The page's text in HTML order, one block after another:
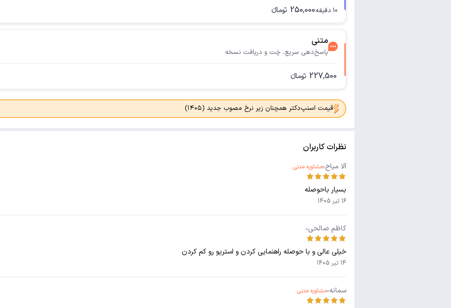
10 دقیقه250,000 تومانء
متنی
پاسخ‌دهی سریع، چَت و دریافت نسخه
227,500 تومانء
قیمت اسنپ‌دکتر همچنان زیر نرخ مصوب جدید (۱۴۰۵)
نظرات کاربران
آلا میاح مشاوره متنی
بسیار باحوصله
16 تیر 1405
کاظم صالحی
خیلی عالی و با حوصله راهنمایی کردن و استریو رو کم کردن
14 تیر 1405
سمانه مشاوره متنی